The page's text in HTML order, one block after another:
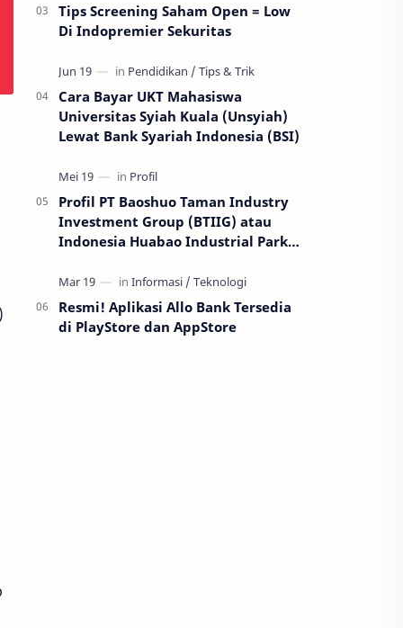
Tips Screening Saham Open = Low
Di Indopremier Sekuritas
Cara Bayar UKT Mahasiswa
Universitas Syiah Kuala (Unsyiah)
Lewat Bank Syariah Indonesia (BSI)
Profil PT Baoshuo Taman Industry
Investment Group (BTIIG) atau
Indonesia Huabao Industrial Park
Resmi! Aplikasi Allo Bank Tersedia
di PlayStore dan AppStore